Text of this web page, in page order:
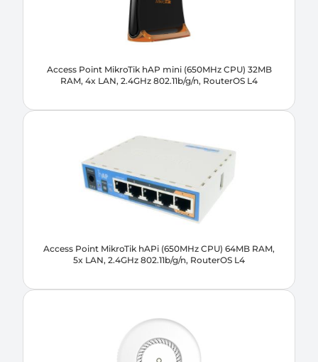
Access Point MikroTik hAP mini (650MHz CPU) 32MB
RAM, 4x LAN, 2.4GHz 802.11b/g/n, RouterOS L4
Access Point MikroTik hAPi (650MHz CPU) 64MB RAM,
5x LAN, 2.4GHz 802.11b/g/n, RouterOS L4